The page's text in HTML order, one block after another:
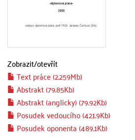
Zobrazit/otevřít
Text práce (2.259Mb)
Abstrakt (79.85Kb)
Abstrakt (anglicky) (79.92Kb)
Posudek vedoucího (421.9Kb)
Posudek oponenta (489.1Kb)